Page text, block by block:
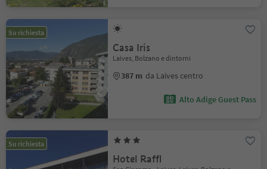
Su richiesta
Casa Iris
Laives, Bolzano e dintorni
387 m da Laives centro
Alto Adige Guest Pass
Su richiesta
Hotel Raffl